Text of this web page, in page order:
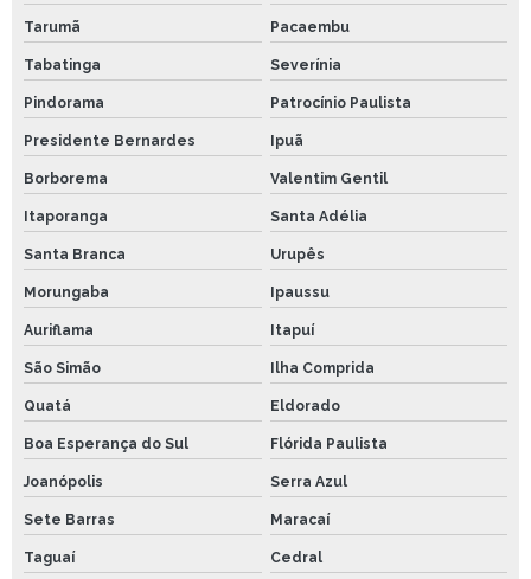
Tarumã Pacaembu
Tabatinga Severínia
Pindorama Patrocínio Paulista
Presidente Bernardes Ipuã
Borborema Valentim Gentil
Itaporanga Santa Adélia
Santa Branca Urupês
Morungaba Ipaussu
Auriflama Itapuí
São Simão Ilha Comprida
Quatá Eldorado
Boa Esperança do Sul Flórida Paulista
Joanópolis Serra Azul
Sete Barras Maracaí
Taguaí Cedral